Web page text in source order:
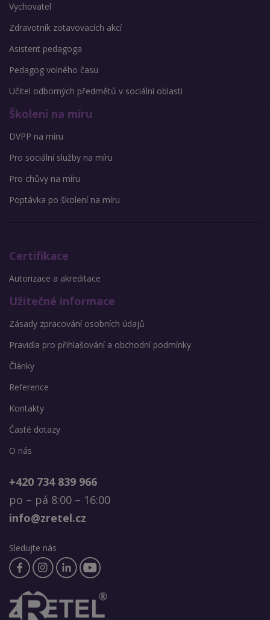
Vychovatel
Zdravotník zotavovacích akcí
Asistent pedagoga
Pedagog volného času
Učitel odborných předmětů v sociální oblasti
Školení na míru
DVPP na míru
Pro sociální služby na míru
Pro chůvy na míru
Poptávka po školení na míru
Certifikace
Autorizace a akreditace
Užitečné informace
Zásady zpracování osobních údajů
Pravidla pro přihlašování a obchodní podmínky
Články
Reference
Kontakty
Časté dotazy
O nás
+420 734 839 966
po – pá 8:00 – 16:00
info@zretel.cz
Sledujte nás